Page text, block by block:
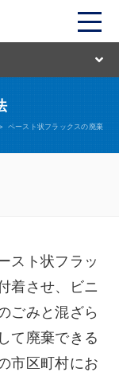
>
ペースト状フラックスの廃棄
スト状フラッ
着させ、ビニ
ごみと混ざら
て廃棄できる
市区町村にお